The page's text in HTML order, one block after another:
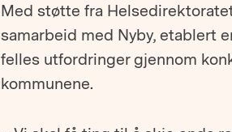
Med støtte fra
samarbeid med Nyby, etablert
felles utfordringer gjennom
kommunene.